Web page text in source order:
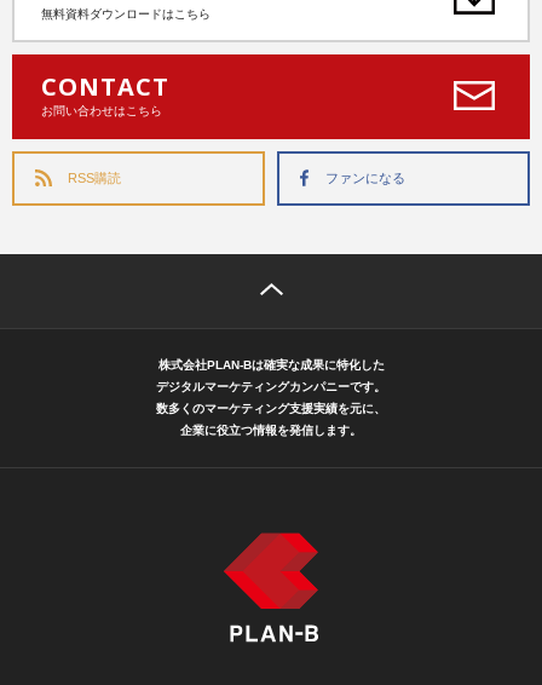
無料資料ダウンロードはこちら
CONTACT
お問い合わせはこちら
RSS購読 ファンになる
株式会社PLAN-Bは確実な成果に特化した
デジタルマーケティングカンパニーです。
数多くのマーケティング支援実績を元に、
企業に役立つ情報を発信します。